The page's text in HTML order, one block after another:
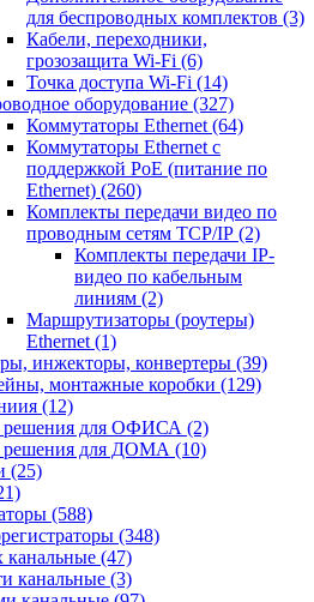
для беспроводных комплектов (3)
Кабели, переходники,
грозозащита Wi-Fi (6)
Точка доступа Wi-Fi (14)
оборудование (327)
Коммутаторы Ethernet (64)
Коммутаторы Ethernet с
поддержкой PoE (питание по
Ethernet) (260)
Комплекты передачи видео по
проводным сетям TCP/IP (2)
Комплекты передачи IP-
видео по кабельным
линиям (2)
Маршрутизаторы (роутеры)
Ethernet (1)
инжекторы, конвертеры (39)
монтажные коробки (129)
(12)
решения для ОФИСА (2)
решения для ДОМА (10)
(25)
(588)
(348)
канальные (47)
канальные (3)